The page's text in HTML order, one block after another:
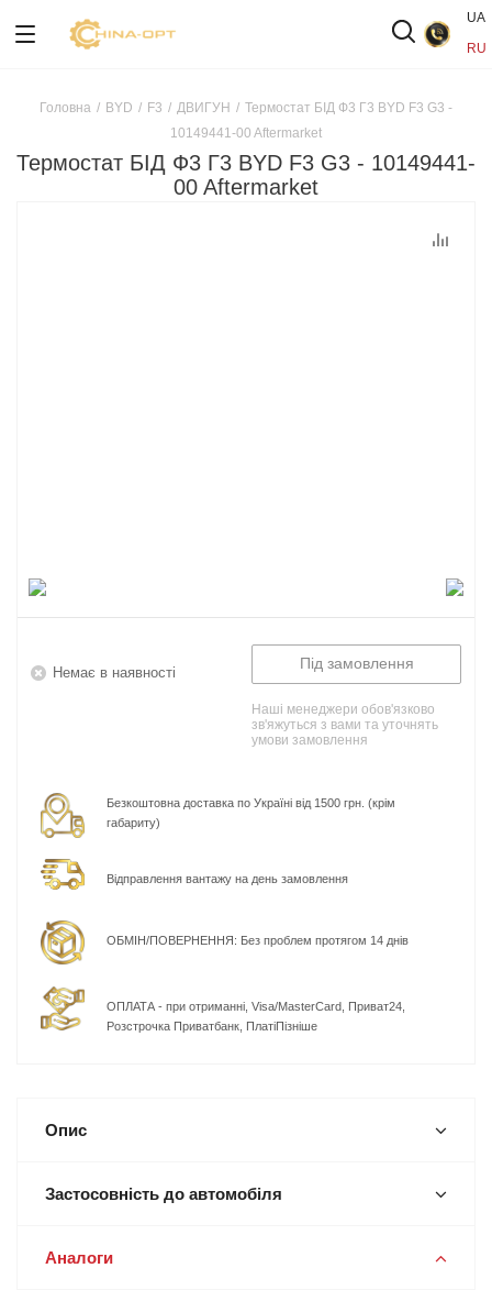
UA
RU
Головна / BYD / F3 / ДВИГУН / Термостат БІД Ф3 Г3 BYD F3 G3 -
10149441-00 Aftermarket
Термостат БІД Ф3 Г3 BYD F3 G3 - 10149441-
00 Aftermarket
Немає в наявності
Під замовлення
Наші менеджери обов'язково
зв'яжуться з вами та уточнять
умови замовлення
Безкоштовна доставка по Україні від 1500 грн. (крім
габариту)
Відправлення вантажу на день замовлення
ОБМІН/ПОВЕРНЕННЯ: Без проблем протягом 14 днів
ОПЛАТА - при отриманні, Visa/MasterCard, Приват24,
Розстрочка Приватбанк, ПлатіПізніше
Опис
Застосовність до автомобіля
Аналоги